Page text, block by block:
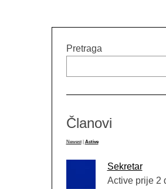
Pretraga
Članovi
Newest Active
Sekretar
Active prije 2